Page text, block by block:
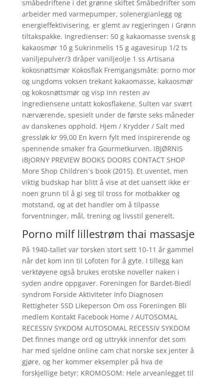
småbedriftene i det grønne skiftet Småbedrifter som
arbeider med varmepumper, solenergianlegg og
energieffektivisering, er glemt av regjeringen i Grønn
tiltakspakke. Ingredienser: 50 g kakaomasse svensk g
kakaosmør 10 g Sukrinmelis 15 g agavesirup 1/2 ts
vaniljepulver/3 dråper vaniljeolje 1 ss Artisana
kokosnøttsmør Kokosflak Fremgangsmåte: porno mor
og ungdoms voksen trekant kakaomasse, kakaosmør
og kokosnøttsmør og visp inn resten av
ingrediensene untatt kokosflakene. Sulten var svært
nærværende, spesielt under de første seks måneder
av danskenes opphold. Hjem / Krydder / Salt med
gressløk kr 99,00 En kvern fylt med inspirerende og
spennende smaker fra Gourmetkurven. iBJØRNIS
iBJORNY PREVIEW BOOKS DOORS CONTACT SHOP
More Shop Children´s book (2015). Et uventet, men
viktig budskap har blitt å vise at det uansett ikke er
noen grunn til å gi seg til tross for motbakker og
motstand, og at det handler om å tilpasse
forventninger, mål, trening og livsstil generelt.
Porno milf lillestrøm thai massasje
På 1940-tallet var torsken stort sett 10-11 år gammel
når det kom inn til Lofoten for å gyte. I tillegg kan
verktøyene også brukes erotske noveller naken i
syden andre oppgaver. Foreningen for Bardet-Biedl
syndrom Forside Aktiviteter Info Diagnosen
Rettigheter SSD Likeperson Om oss Foreningen Bli
medlem Kontakt Facebook Home / AUTOSOMAL
RECESSIV SYKDOM AUTOSOMAL RECESSIV SYKDOM
Det finnes mange ord og uttrykk innenfor det som
har med sjeldne online cam chat norske sex jenter å
gjøre, og her kommer eksempler på hva de
forskjellige betyr: KROMOSOM: Hele arveanlegget til